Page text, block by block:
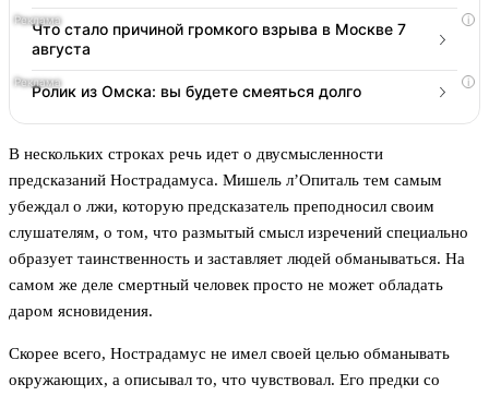
i
Что стало причиной громкого взрыва в Москве 7
августа
i
Ролик из Омска: вы будете смеяться долго
В нескольких строках речь идет о двусмысленности
предсказаний Нострадамуса. Мишель л’Опиталь тем самым
убеждал о лжи, которую предсказатель преподносил своим
слушателям, о том, что размытый смысл изречений специально
образует таинственность и заставляет людей обманываться. На
самом же деле смертный человек просто не может обладать
даром ясновидения.
Скорее всего, Нострадамус не имел своей целью обманывать
окружающих, а описывал то, что чувствовал. Его предки со